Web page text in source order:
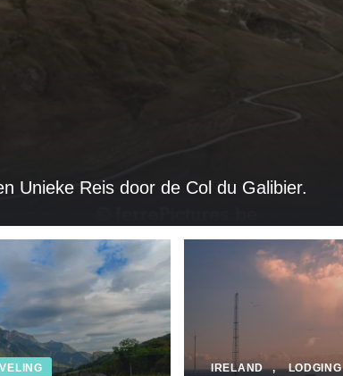
Unieke Reis door de Col du Galibier.
IRELAND , LODGING